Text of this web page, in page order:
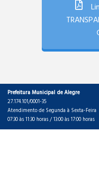
Prefeitura Municipal de Alegre
27.174.101/0001-35
Atendimento de Segunda à Sexta-Feira
07:30 às 11:30 horas / 13:00 às 17:00 horas